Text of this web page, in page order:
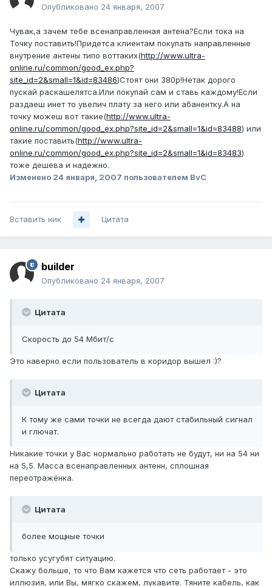
Опубликовано 24 января, 2007
Чувак,а зачем тебе всенаправленная антена?Если тока на
Точку поставить!Придетса клиентам покупать направленные
внутрение антены типо воттаких(http://www.ultra-
online.ru/common/good_ex.php?
site_id=2&small=1&id=83486)Стоят они 380р!Нетак дорого
пускай раскашелятса.Или покупай сам и ставь каждому!Если
раздаеш инет то увелич плату за него или абанентку.А на
точку можеш вот такие(http://www.ultra-
online.ru/common/good_ex.php?site_id=2&small=1&id=83488) или
такие поставить(http://www.ultra-
online.ru/common/good_ex.php?site_id=2&small=1&id=83483)
тоже дешева и надежно.
Изменено 24 января, 2007 пользователем BvC
Вставить ник Цитата
builder
Опубликовано 24 января, 2007
Цитата
Скорость до 54 Мбит/с
Это наверно если пользователь в коридор вышел :)?
Цитата
К тому же сами точки не всегда дают стабильный сигнал
и глючат.
Никакие точки у Вас нормально работать не будут, ни на 54 ни
на 5,5. Масса всенаправленных антенн, сплошная
переотражёнка.
Цитата
более мощные точки
только усугубят ситуацию.
Скажу больше, то что Вам кажется что сеть работает - это
иллюзия, или Вы, мягко скажем, лукавите. Тяните кабель, как